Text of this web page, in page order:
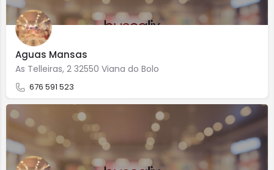
Aguas Mansas
As Telleiras, 2 32550 Viana do Bolo
676 591 523